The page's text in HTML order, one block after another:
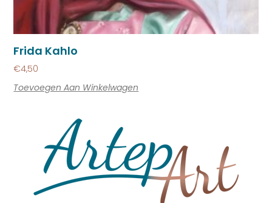
Frida Kahlo
€4,50
Toevoegen Aan Winkelwagen